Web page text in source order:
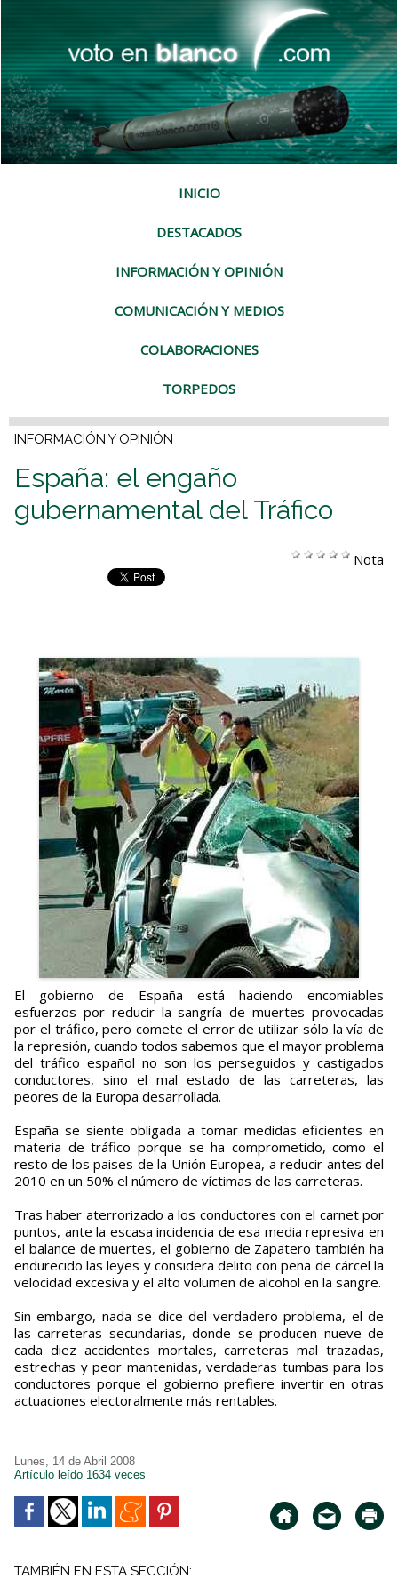
INICIO
DESTACADOS
INFORMACIÓN Y OPINIÓN
COMUNICACIÓN Y MEDIOS
COLABORACIONES
TORPEDOS
INFORMACIÓN Y OPINIÓN
España: el engaño
gubernamental del Tráfico
Nota
El gobierno de España está haciendo encomiables
esfuerzos por reducir la sangría de muertes provocadas
por el tráfico, pero comete el error de utilizar sólo la vía de
la represión, cuando todos sabemos que el mayor problema
del tráfico español no son los perseguidos y castigados
conductores, sino el mal estado de las carreteras, las
peores de la Europa desarrollada.
España se siente obligada a tomar medidas eficientes en
materia de tráfico porque se ha comprometido, como el
resto de los paises de la Unión Europea, a reducir antes del
2010 en un 50% el número de víctimas de las carreteras.
Tras haber aterrorizado a los conductores con el carnet por
puntos, ante la escasa incidencia de esa media represiva en
el balance de muertes, el gobierno de Zapatero también ha
endurecido las leyes y considera delito con pena de cárcel la
velocidad excesiva y el alto volumen de alcohol en la sangre.
Sin embargo, nada se dice del verdadero problema, el de
las carreteras secundarias, donde se producen nueve de
cada diez accidentes mortales, carreteras mal trazadas,
estrechas y peor mantenidas, verdaderas tumbas para los
conductores porque el gobierno prefiere invertir en otras
actuaciones electoralmente más rentables.
Lunes, 14 de Abril 2008
Artículo leído 1634 veces
TAMBIÉN EN ESTA SECCIÓN: